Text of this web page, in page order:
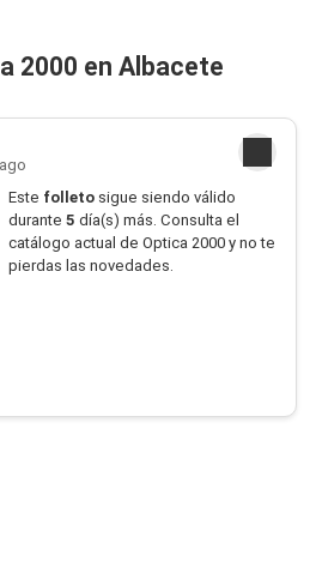
2000 en Albacete
Este folletosigue siendo válido
durante 5 día(s) más. Consulta el
catálogo actual de Optica 2000 y no te
pierdas las novedades.